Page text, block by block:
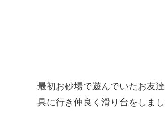
最初お砂場で遊んでいたお友
具に行き仲良く滑り台をしま